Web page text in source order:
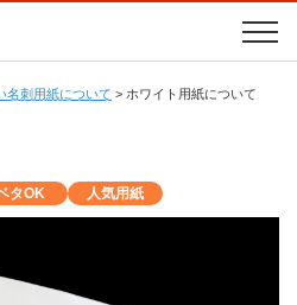
名刺用紙について > ホワイト用紙について
タOK 人気用紙